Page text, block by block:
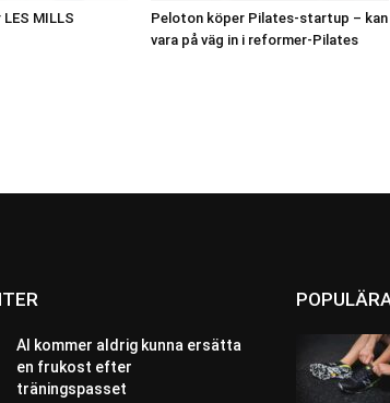
MILLS
Peloton köper Pilates-startup – kan
vara på väg in i reformer-Pilates
AI kommer aldrig kunna ersätta
en frukost efter
träningspasset